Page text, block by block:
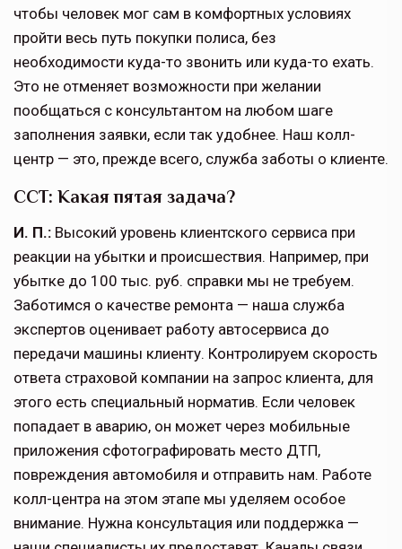
чтобы человек мог сам в комфортных условиях
пройти весь путь покупки полиса, без
необходимости куда-то звонить или куда-то ехать.
Это не отменяет возможности при желании
пообщаться с консультантом на любом шаге
заполнения заявки, если так удобнее. Наш колл-
центр — это, прежде всего, служба заботы о клиенте.
ССТ: Какая пятая задача?
И. П.: Высокий уровень клиентского сервиса при
реакции на убытки и происшествия. Например, при
убытке до 100 тыс. руб. справки мы не требуем.
Заботимся о качестве ремонта — наша служба
экспертов оценивает работу автосервиса до
передачи машины клиенту. Контролируем скорость
ответа страховой компании на запрос клиента, для
этого есть специальный норматив. Если человек
попадает в аварию, он может через мобильные
приложения сфотографировать место ДТП,
повреждения автомобиля и отправить нам. Работе
колл-центра на этом этапе мы уделяем особое
внимание. Нужна консультация или поддержка —